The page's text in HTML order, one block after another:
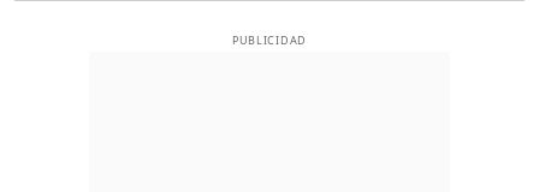
PUBLICIDAD